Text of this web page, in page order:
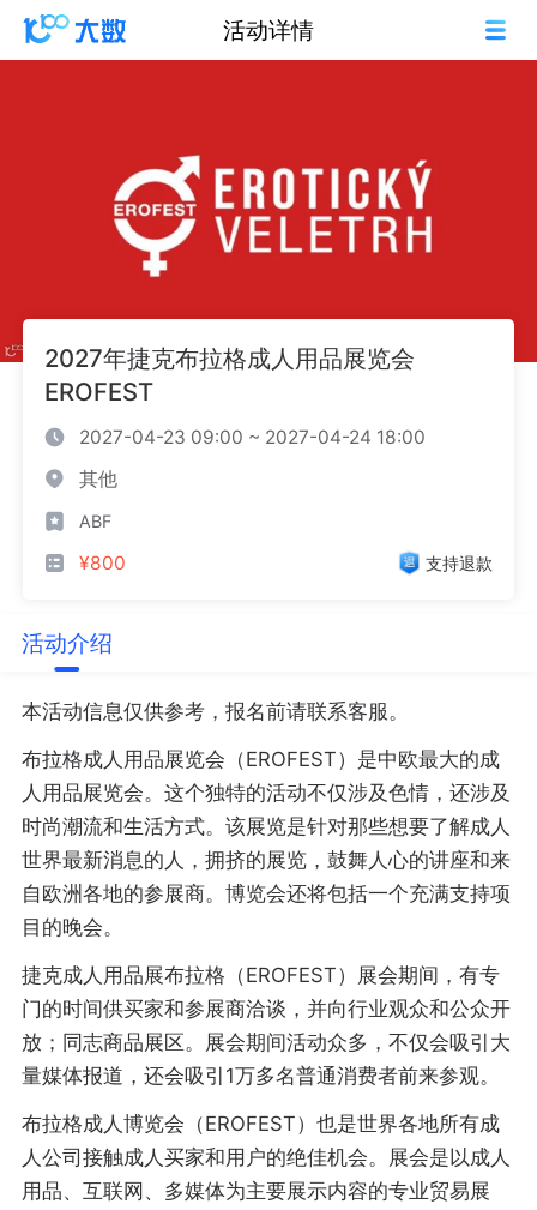
活动详情
2027年捷克布拉格成人用品展览会
EROFEST
2027-04-23 09:00 ~ 2027-04-24 18:00
其他
ABF
¥800 支持退款
活动介绍
本活动信息仅供参考，报名前请联系客服。
布拉格成人用品展览会（EROFEST）是中欧最大的成
人用品展览会。这个独特的活动不仅涉及色情，还涉及
时尚潮流和生活方式。该展览是针对那些想要了解成人
世界最新消息的人，拥挤的展览，鼓舞人心的讲座和来
自欧洲各地的参展商。博览会还将包括一个充满支持项
目的晚会。
捷克成人用品展布拉格（EROFEST）展会期间，有专
门的时间供买家和参展商洽谈，并向行业观众和公众开
放；同志商品展区。展会期间活动众多，不仅会吸引大
量媒体报道，还会吸引1万多名普通消费者前来参观。
布拉格成人博览会（EROFEST）也是世界各地所有成
人公司接触成人买家和用户的绝佳机会。展会是以成人
用品、互联网、多媒体为主要展示内容的专业贸易展